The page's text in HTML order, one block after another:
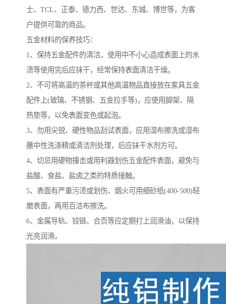
士、TCL、正泰、德力西、世达、东城、博世等，为客
户提供可靠的商品。
五金材料的保养技巧：
1、保持五金配件的清洁，使用中不小心造成表面上的水
渍等使用完后应抹干，经常保持表面清洁干燥。
2、不可将高温的茶杯或其他高温物品直接放在家具五金
配件上(玻璃、不锈钢、五金拉手等)，应使用脚架、隔
热垫等，以免表面变色或起泡。
3、勿用尖锐、硬性物品刮试表面，应用湿布擦洗或湿布
蘸中性洗涤精或清洁剂处理，后应抹干水剂方可。
4、切忌用硬物撞击或用利器划伤五金配件表面，避免与
盐酸、食盐、盐卤之类的特质接触。
5、表面有严重污渍或划伤、烟火可用细砂纸(400-500)轻
磨表面，再用百洁布擦洗。
6、金属导轨、铰链、合页等应定期打上润滑油，以保持
光亮润滑。